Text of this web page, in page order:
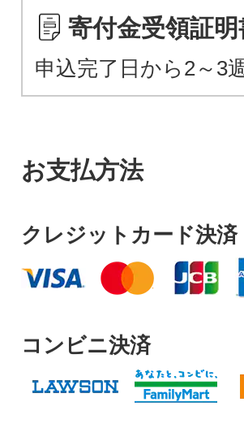
寄付金受領証
申込完了日から2～3
お支払方法
クレジットカード決済
コンビニ決済